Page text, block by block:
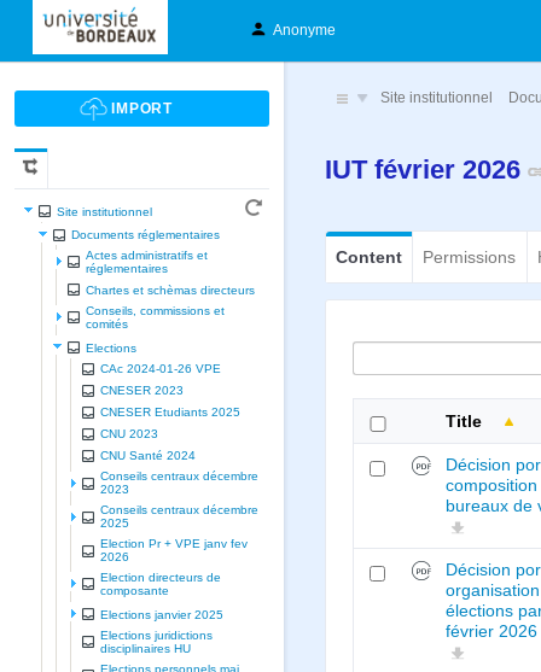
Anonyme
Site institutionnel
Documents réglementaires
Actes administratifs et
réglementaires
Chartes et schèmas directeurs
Conseils, commissions et
comités
Elections
CAc 2024-01-26 VPE
CNESER 2023
CNESER Etudiants 2025
CNU 2023
CNU Santé 2024
Conseils centraux décembre
2023
Conseils centraux décembre
2025
Election Pr + VPE janv fev
2026
Election directeurs de
composante
Elections janvier 2025
Elections juridictions
disciplinaires HU
Elections personnels mai
Site institutionnel
IUT février 2026
Content Permissions
Title
Décision
bureaux de
Décision
organisation
élections
février 2026